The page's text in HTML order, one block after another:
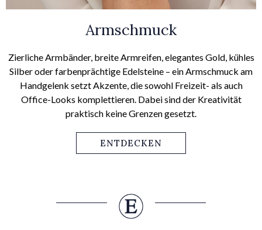
Armschmuck
Zierliche Armbänder, breite Armreifen, elegantes Gold, kühles
Silber oder farbenprächtige Edelsteine – ein Armschmuck am
Handgelenk setzt Akzente, die sowohl Freizeit- als auch
Office-Looks komplettieren. Dabei sind der Kreativität
praktisch keine Grenzen gesetzt.
ENTDECKEN